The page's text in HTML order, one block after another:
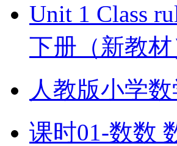
Unit 1 Class
下册（新教材
人教版小学
课时01-数数